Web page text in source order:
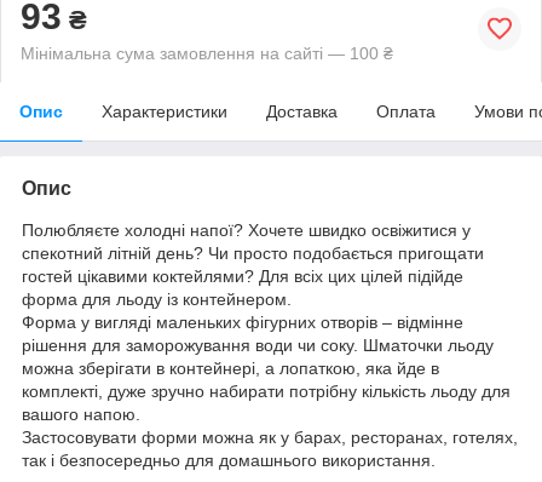
93 ₴
Мінімальна сума замовлення на сайті — 100 ₴
Опис Характеристики Доставка Оплата Умови
Опис
Полюбляєте холодні напої? Хочете швидко освіжитися у
спекотний літній день? Чи просто подобається пригощати
гостей цікавими коктейлями? Для всіх цих цілей підійде
форма для льоду із контейнером.
Форма у вигляді маленьких фігурних отворів – відмінне
рішення для заморожування води чи соку. Шматочки льоду
можна зберігати в контейнері, а лопаткою, яка йде в
комплекті, дуже зручно набирати потрібну кількість льоду для
вашого напою.
Застосовувати форми можна як у барах, ресторанах, готелях,
так і безпосередньо для домашнього використання.